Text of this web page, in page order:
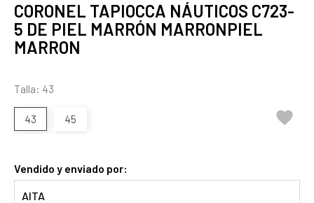
CORONEL TAPIOCCA NÁUTICOS C723-
5 DE PIEL MARRÓN MARRONPIEL
MARRON
Talla: 43
43 45 
Vendido y enviado por:
AITA